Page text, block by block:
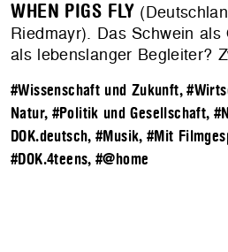
WHEN PIGS FLY
Riedmayr). Das Schwein
als lebenslanger Begleiter?
#Wissenschaft und Zukunft,
Natur, #Politik und Gesellschaft,
DOK.deutsch,#Musik, #Mit
#DOK.4teens,#@home